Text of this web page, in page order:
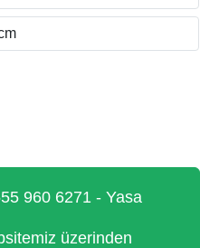
960 6271 - Yasa
üzerinden